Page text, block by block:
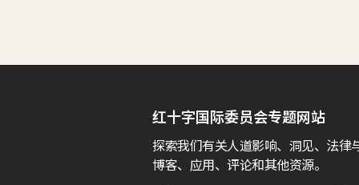
红十字国际委员会专题网站
探索我们有关人道影响、洞见、法律
博客、应用、评论和其他资源。